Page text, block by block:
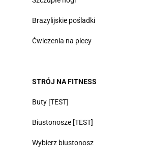
Brazylijskie pośladki
Ćwiczenia na plecy
STRÓJ NA FITNESS
Buty [TEST]
Biustonosze [TEST]
Wybierz biustonosz